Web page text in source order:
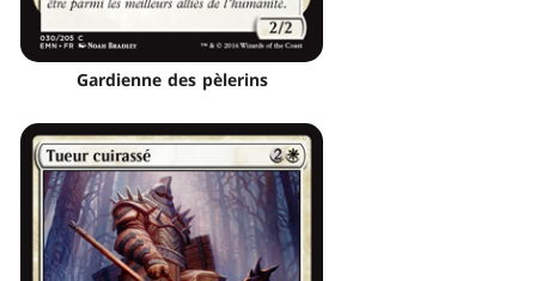
Gardienne des pèlerins